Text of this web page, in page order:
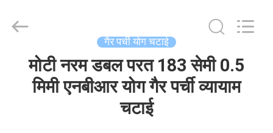
Commerce
गैर पर्ची योग चटाई
मोटी नरम डबल परत 183 सेमी 0.5
मिमी एनबीआर योग गैर पर्ची व्यायाम
चटाई